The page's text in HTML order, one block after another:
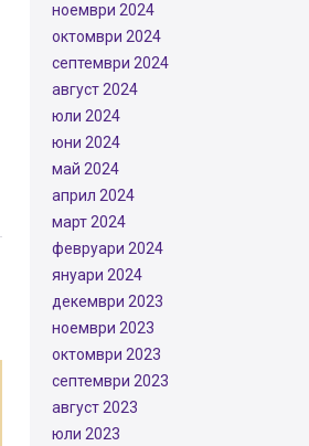
ноември 2024
октомври 2024
септември 2024
август 2024
юли 2024
юни 2024
май 2024
април 2024
март 2024
февруари 2024
януари 2024
декември 2023
ноември 2023
октомври 2023
септември 2023
август 2023
юли 2023